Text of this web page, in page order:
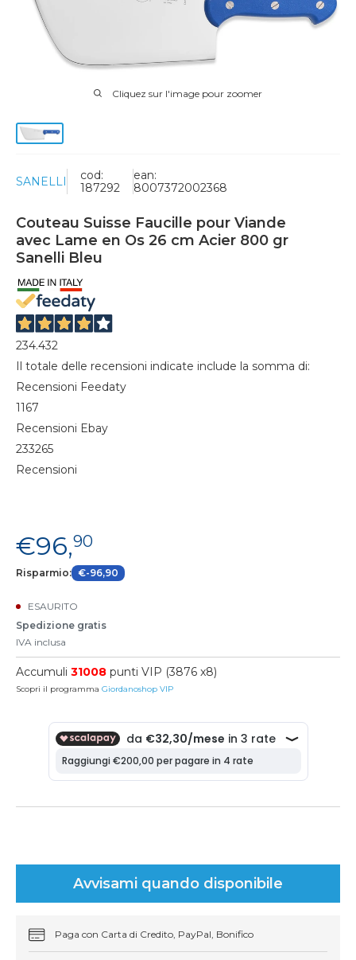
Cliquez sur l'image pour zoomer
SANELLI
cod:
187292
ean:
8007372002368
Couteau Suisse Faucille pour Viande
avec Lame en Os 26 cm Acier 800 gr
Sanelli Bleu
234.432
Il totale delle recensioni indicate include la somma di:
Recensioni Feedaty
1167
Recensioni Ebay
233265
Recensioni
€96,90
Risparmio: €-96,90
ESAURITO
Spedizione gratis
IVA inclusa
Accumuli 31008 punti VIP (3876 x8)
Scopri il programma Giordanoshop VIP
Avvisami quando disponibile
Paga con Carta di Credito, PayPal, Bonifico